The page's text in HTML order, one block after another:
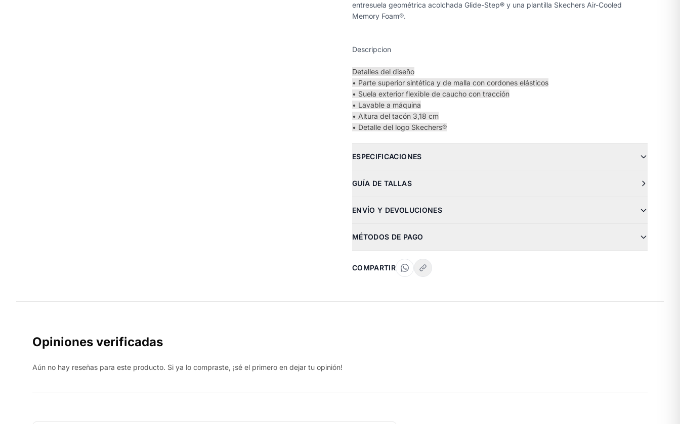
entresuela geométrica acolchada Glide-Step® y una plantilla Skechers Air-Cooled
Memory Foam®.
Descripcion
Detalles del diseño
• Parte superior sintética y de malla con cordones elásticos
• Suela exterior flexible de caucho con tracción
• Lavable a máquina
• Altura del tacón 3,18 cm
• Detalle del logo Skechers®
ESPECIFICACIONES
GUÍA DE TALLAS
ENVÍO Y DEVOLUCIONES
MÉTODOS DE PAGO
COMPARTIR
Opiniones verificadas
Aún no hay reseñas para este producto. Si ya lo compraste, ¡sé el primero en dejar tu opinión!